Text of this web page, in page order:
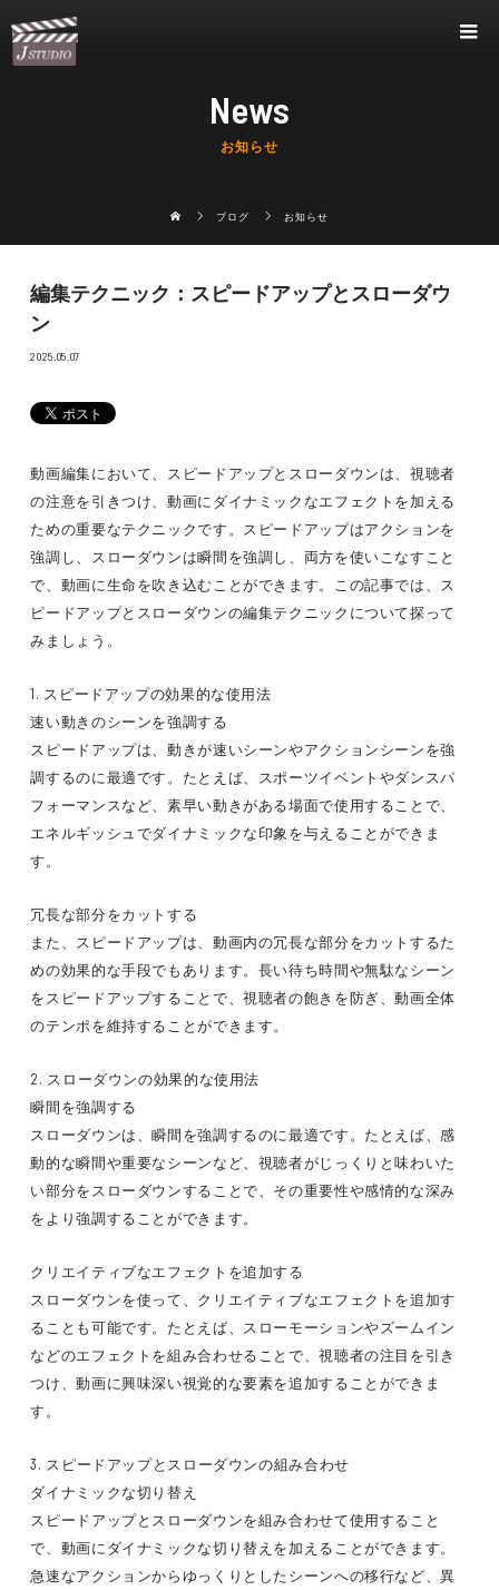
News
お知らせ
ブログ お知らせ
編集テクニック：スピードアップとスローダウ
ン
2025.05.07
動画編集において、スピードアップとスローダウンは、視聴者
の注意を引きつけ、動画にダイナミックなエフェクトを加える
ための重要なテクニックです。スピードアップはアクションを
強調し、スローダウンは瞬間を強調し、両方を使いこなすこと
で、動画に生命を吹き込むことができます。この記事では、ス
ピードアップとスローダウンの編集テクニックについて探って
みましょう。
1. スピードアップの効果的な使用法
速い動きのシーンを強調する
スピードアップは、動きが速いシーンやアクションシーンを強
調するのに最適です。たとえば、スポーツイベントやダンスパ
フォーマンスなど、素早い動きがある場面で使用することで、
エネルギッシュでダイナミックな印象を与えることができま
す。
冗長な部分をカットする
また、スピードアップは、動画内の冗長な部分をカットするた
めの効果的な手段でもあります。長い待ち時間や無駄なシーン
をスピードアップすることで、視聴者の飽きを防ぎ、動画全体
のテンポを維持することができます。
2. スローダウンの効果的な使用法
瞬間を強調する
スローダウンは、瞬間を強調するのに最適です。たとえば、感
動的な瞬間や重要なシーンなど、視聴者がじっくりと味わいた
い部分をスローダウンすることで、その重要性や感情的な深み
をより強調することができます。
クリエイティブなエフェクトを追加する
スローダウンを使って、クリエイティブなエフェクトを追加す
ることも可能です。たとえば、スローモーションやズームイン
などのエフェクトを組み合わせることで、視聴者の注目を引き
つけ、動画に興味深い視覚的な要素を追加することができま
す。
3. スピードアップとスローダウンの組み合わせ
ダイナミックな切り替え
スピードアップとスローダウンを組み合わせて使用すること
で、動画にダイナミックな切り替えを加えることができます。
急速なアクションからゆっくりとしたシーンへの移行など、異